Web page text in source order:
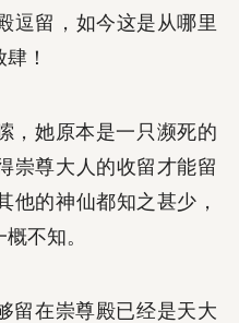
逗留，如今这是从哪里
！
，她原本是一只濒死的
崇尊大人的收留才能留
他的神仙都知之甚少，
不知。
留在崇尊殿已经是天大